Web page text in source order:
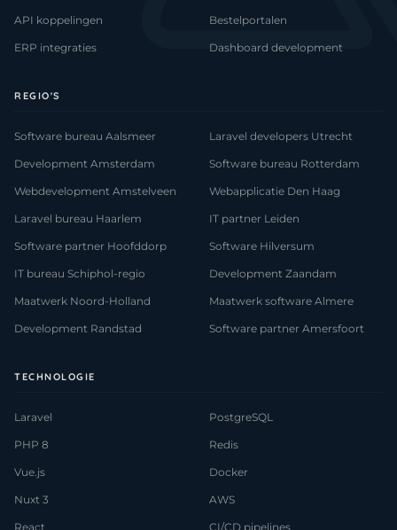
API koppelingen
ERP integraties
Bestelportalen
Dashboard development
REGIO'S
Software bureau Aalsmeer
Development Amsterdam
Webdevelopment Amstelveen
Laravel bureau Haarlem
Software partner Hoofddorp
IT bureau Schiphol-regio
Maatwerk Noord-Holland
Development Randstad
Laravel developers Utrecht
Software bureau Rotterdam
Webapplicatie Den Haag
IT partner Leiden
Software Hilversum
Development Zaandam
Maatwerk software Almere
Software partner Amersfoort
TECHNOLOGIE
Laravel
PHP 8
Vue.js
Nuxt 3
React
PostgreSQL
Redis
Docker
AWS
CI/CD pipelines